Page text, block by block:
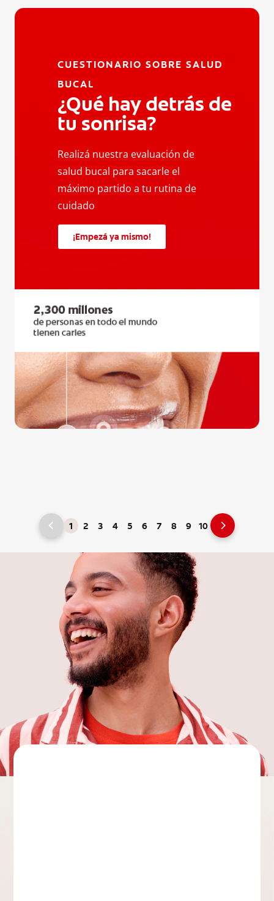
1 2 3 4 5 6 7 8 9 10
CUESTIONARIO SOBRE SALUD
BUCAL
¿Qué hay detrás de
tu sonrisa?
Realizá nuestra evaluación de
salud bucal para sacarle el
máximo partido a tu rutina de
cuidado
¡Empezá ya mismo!